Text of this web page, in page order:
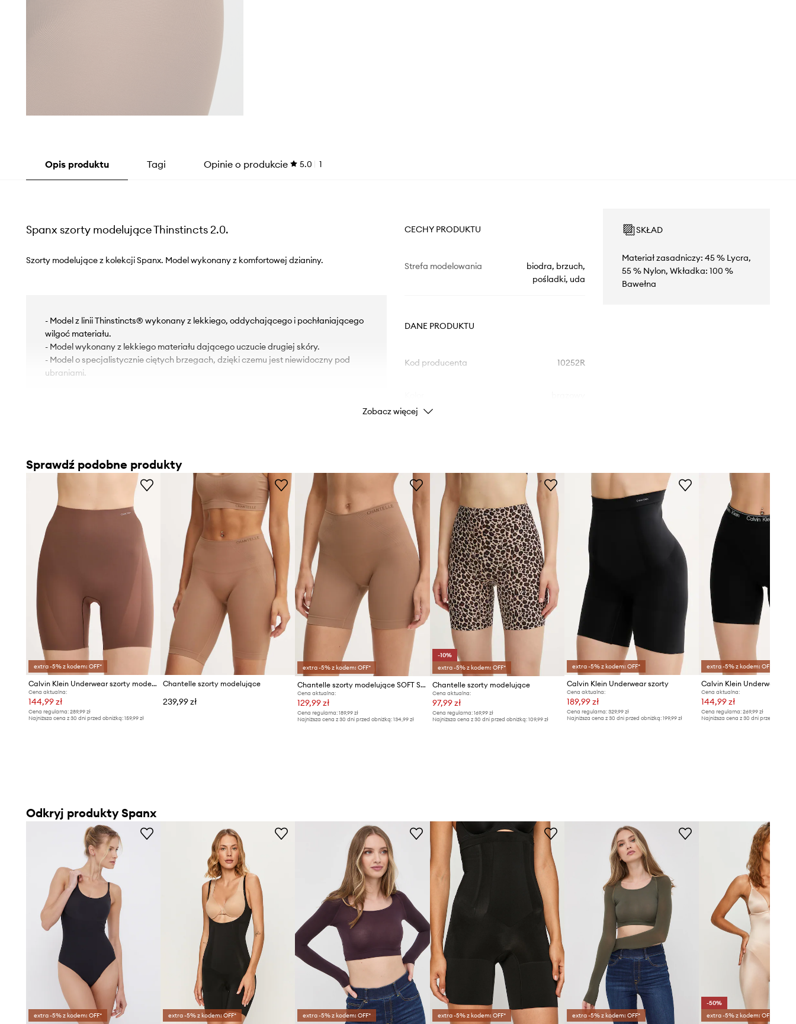
Opis produktu Tagi Opinie o produkcie 5.0 1
Spanx szorty modelujące Thinstincts 2.0.
Szorty modelujące z kolekcji Spanx. Model wykonany z komfortowej dzianiny.
- Model z linii Thinstincts® wykonany z lekkiego, oddychającego i pochłaniającego
wilgoć materiału.
- Model wykonany z lekkiego materiału dającego uczucie drugiej skóry.
- Model o specjalistycznie ciętych brzegach, dzięki czemu jest niewidoczny pod
ubraniami.
CECHY PRODUKTU
Strefa modelowania
biodra, brzuch,
pośladki, uda
DANE PRODUKTU
Kod producenta 10252R
SKŁAD
Materiał zasadniczy: 45 % Lycra,
55 % Nylon, Wkładka: 100 %
Bawełna
Zobacz więcej
Sprawdź podobne produkty
extra -5% z kodem: OFF*
Calvin Klein Underwear szorty modelujące
Cena aktualna:
144,99 zł
Cena regularna: 289,99 zł
Najniższa cena z 30 dni przed obniżką: 159,99 zł
Chantelle szorty modelujące
239,99 zł
extra -5% z kodem: OFF*
Chantelle szorty modelujące SOFT STRETCH
Cena aktualna:
129,99 zł
Cena regularna: 189,99 zł
Najniższa cena z 30 dni przed obniżką: 134,99 zł
-10%
extra -5% z kodem: OFF*
Chantelle szorty modelujące
Cena aktualna:
97,99 zł
Cena regularna: 169,99 zł
Najniższa cena z 30 dni przed obniżką: 109,99 zł
extra -5% z kodem: OFF*
Calvin Klein Underwear szorty
Cena aktualna:
189,99 zł
Cena regularna:329,99 zł
Najniższa cena z 30 dni przed obniżką:199,99 zł
extra -5% z kodem: OFF*
Calvin Klein Underwear
Cena aktualna:
144,99 zł
Cena regularna: 269,99 zł
Najniższa cena z 30 dni przed obniżką:
Odkryj produkty Spanx
extra -5% z kodem: OFF* extra -5% z kodem: OFF* extra -5% z kodem: OFF* extra -5% z kodem: OFF* extra -5% z kodem: OFF*
-50%
extra -5% z kodem: OFF*